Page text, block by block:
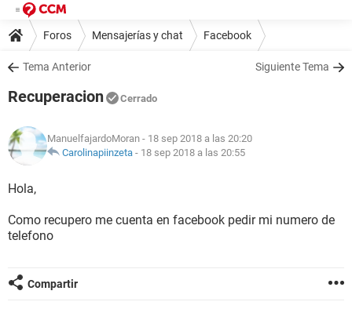
Foros Mensajerías y chat Facebook
Tema Anterior Siguiente Tema
Recuperacion Cerrado
ManuelfajardoMoran - 18 sep 2018 a las 20:20
Carolinapiinzeta - 18 sep 2018 a las 20:55
Hola,
Como recupero me cuenta en facebook pedir mi numero de
telefono
Compartir